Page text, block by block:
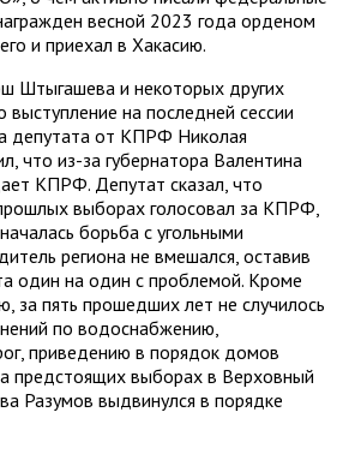
весной 2023 года орденом
и приехал в Хакасию.
Штыгашева и некоторых других
выступление на последней сессии
депутата от КПРФ Николая
что из-за губернатора Валентина
КПРФ. Депутат сказал, что
выборах голосовал за КПРФ,
борьба с угольными
региона не вмешался, оставив
один на один с проблемой. Кроме
за пять прошедших лет не случилось
по водоснабжению,
приведению в порядок домов
предстоящих выборах в Верховный
Разумов выдвинулся в порядке